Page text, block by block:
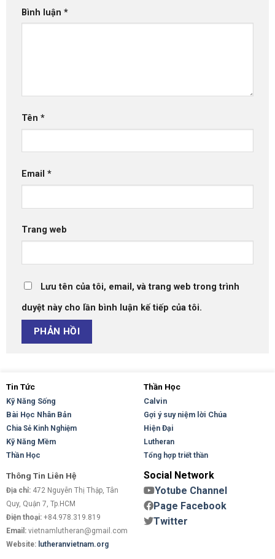
Bình luận *
Tên *
Email *
Trang web
Lưu tên của tôi, email, và trang web trong trình
duyệt này cho lần bình luận kế tiếp của tôi.
Tin Tức
Kỹ Năng Sống
Bài Học Nhân Bản
Chia Sẻ Kinh Nghiệm
Kỹ Năng Mềm
Thần Học
Thần Học
Calvin
Gợi ý suy niệm lời Chúa
Hiện Đại
Lutheran
Tổng hợp triết thần
Thông Tin Liên Hệ
Địa chỉ: 472 Nguyễn Thị Thập, Tân
Quy, Quận 7, Tp.HCM
Điện thoại: +84.978.319.819
Email: vietnamlutheran@gmail.com
Website: lutheranvietnam.org
Social Network
Yotube Channel
Page Facebook
Twitter